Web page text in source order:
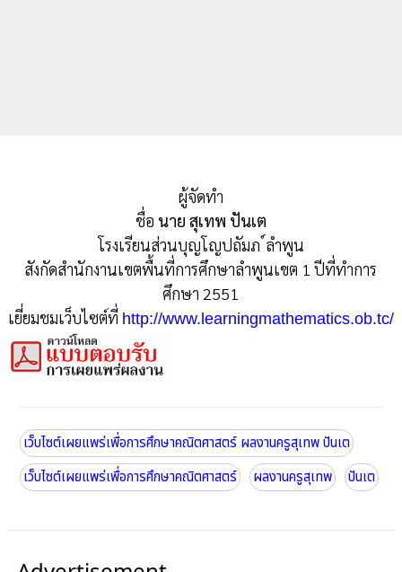
ผู้จัดทำ
ชื่อ นาย สุเทพ ปันเต
โรงเรียนส่วนบุญโญปถัมภ ์ลำพูน
สังกัดสำนักงานเขตพื้นที่การศึกษาลำพูนเขต 1 ปีที่ทำการ
ศึกษา 2551
เยี่ยมชมเว็บไซต์ที่ http://www.learningmathematics.ob.tc/
เว็บไซต์เผยแพร่เพื่อการศึกษาคณิตศาสตร์ ผลงานครูสุเทพ ปันเต
เว็บไซต์เผยแพร่เพื่อการศึกษาคณิตศาสตร์
ผลงานครูสุเทพ ปันเต